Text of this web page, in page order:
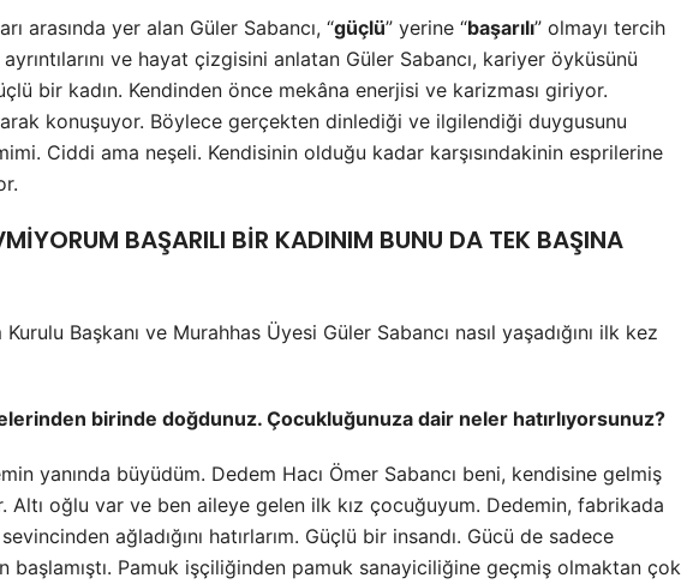
arasında yer alan Güler Sabancı, “güçlü” yerine “başarılı” olmayı tercih
ve hayat çizgisini anlatan Güler Sabancı, kariyer öyküsünü
bir kadın. Kendinden önce mekâna enerjisi ve karizması giriyor.
konuşuyor. Böylece gerçekten dinlediği ve ilgilendiği duygusunu
Ciddi ama neşeli. Kendisinin olduğu kadar karşısındakinin esprilerine
BAŞARILI BİR KADINIM BUNU DA TEK BAŞINA
Başkanı ve Murahhas Üyesi Güler Sabancı nasıl yaşadığını ilk kez
birinde doğdunuz. Çocukluğunuza dair neler hatırlıyorsunuz?
yanında büyüdüm. Dedem Hacı Ömer Sabancı beni, kendisine gelmiş
oğlu var ve ben aileye gelen ilk kız çocuğuyum. Dedemin, fabrikada
ağladığını hatırlarım. Güçlü bir insandı. Gücü de sadece
başlamıştı. Pamuk işçiliğinden pamuk sanayiciliğine geçmiş olmaktan çok